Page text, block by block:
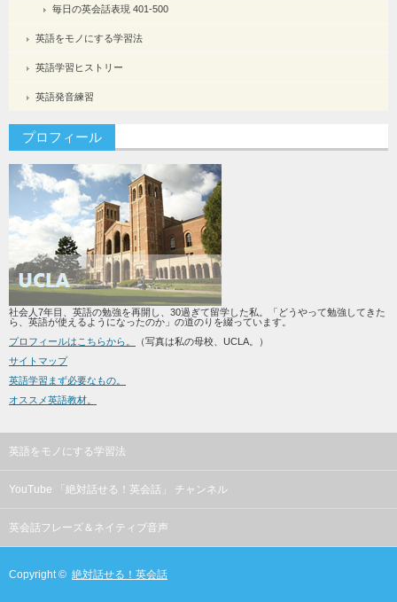
毎日の英会話表現 401-500
英語をモノにする学習法
英語学習ヒストリー
英語発音練習
プロフィール
社会人7年目、英語の勉強を再開し、30過ぎて留学した私。「どうやって勉強してきた
ら、英語が使えるようになったのか」の道のりを綴っています。
プロフィールはこちらから。
（写真は私の母校、UCLA。）
サイトマップ
英語学習まず必要なもの。
オススメ英語教材。
英語をモノにする学習法
YouTube 「絶対話せる！英会話」 チャンネル
英会話フレーズ＆ネイティブ音声
Copyright © 絶対話せる！英会話